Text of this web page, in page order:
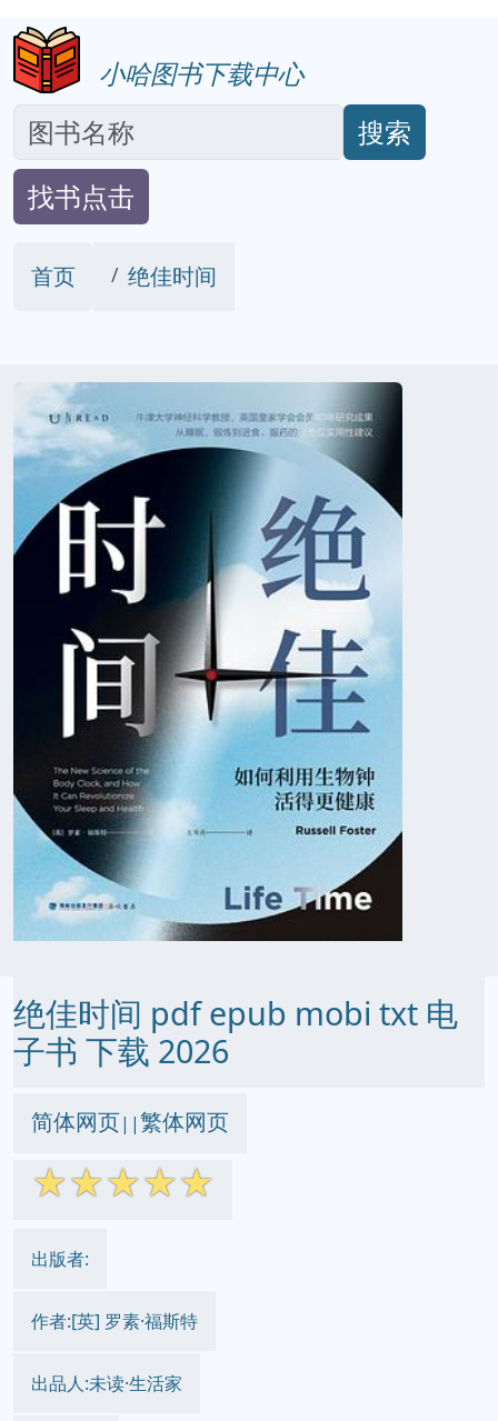
小哈图书下载中心
搜索
找书点击
首页 绝佳时间
绝佳时间 pdf epub mobi txt 电
子书 下载 2026
简体网页||繁体网页
☆☆☆☆☆
出版者:
作者:[英] 罗素·福斯特
出品人:未读·生活家